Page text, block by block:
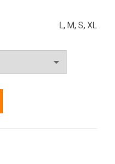
L, M, S, XL